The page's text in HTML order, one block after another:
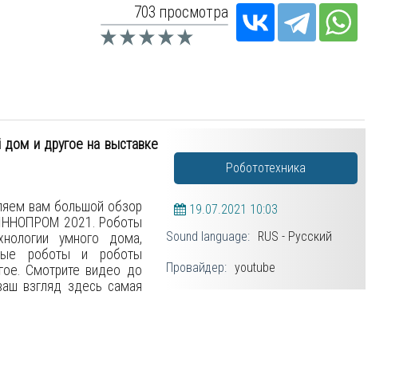
703 просмотра
и другое на выставке
вам большой обзор
2021. Роботы
умного дома,
роботы и роботы
Смотрите видео до
взгляд здесь самая
Робототехника
19.07.2021 10:03
Sound language: RUS - Русский
Провайдер: youtube